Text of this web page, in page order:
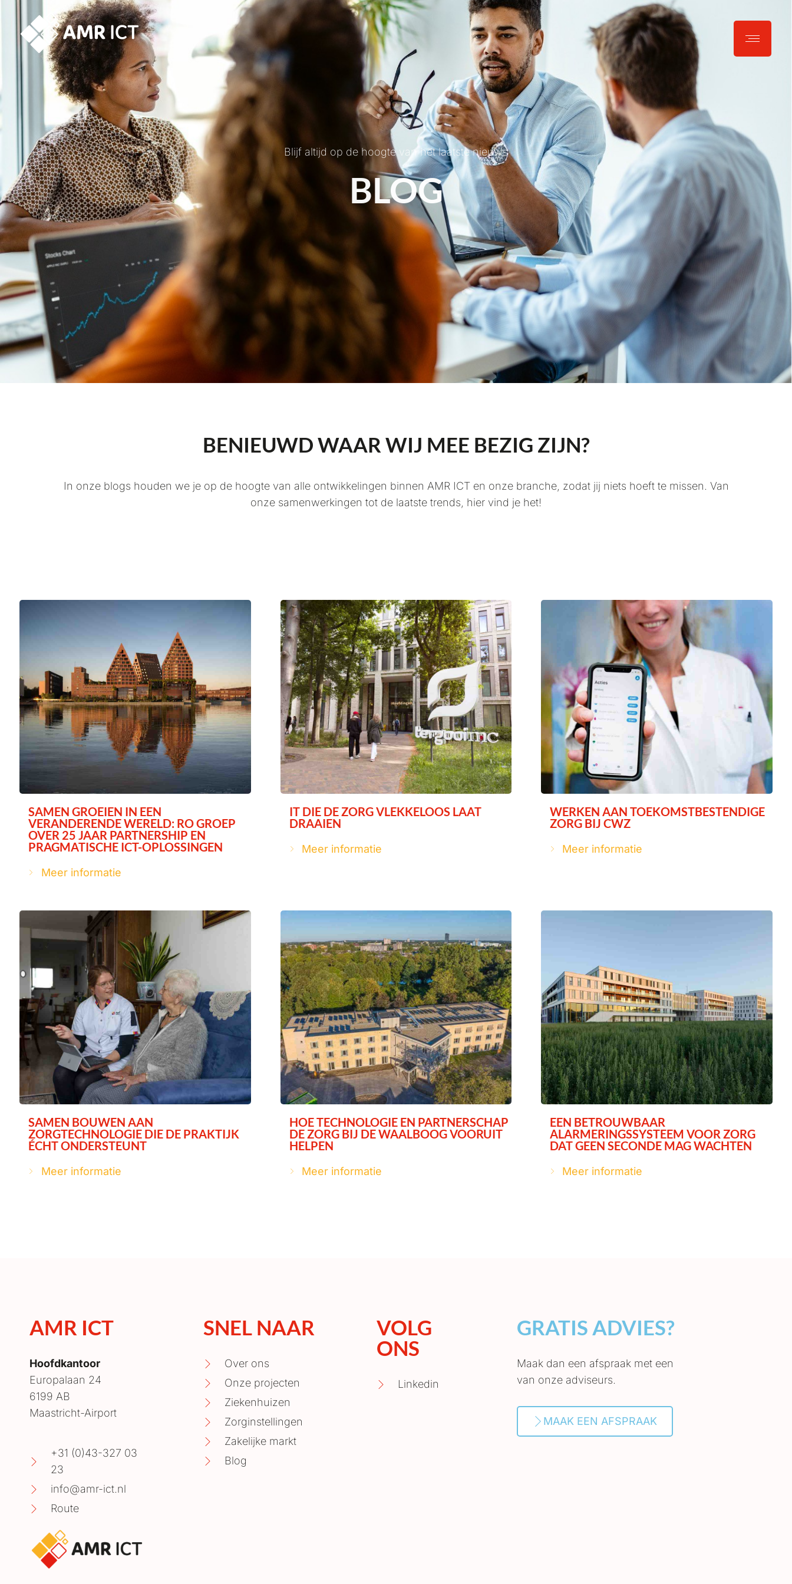
Blijf altijd op de hoogte van het laatste nieuws
BLOG
BENIEUWD WAAR WIJ MEE BEZIG ZIJN?
In onze blogs houden we je op de hoogte van alle ontwikkelingen binnen AMR ICT en onze branche, zodat jij niets hoeft te missen. Van
onze samenwerkingen tot de laatste trends, hier vind je het!
SAMEN GROEIEN IN EEN
VERANDERENDE WERELD: RO GROEP
OVER 25 JAAR PARTNERSHIP EN
PRAGMATISCHE ICT-OPLOSSINGEN
Meer informatie
IT DIE DE ZORG VLEKKELOOS LAAT
DRAAIEN
Meer informatie
WERKEN AAN TOEKOMSTBESTENDIGE
ZORG BIJ CWZ
Meer informatie
SAMEN BOUWEN AAN
ZORGTECHNOLOGIE DIE DE PRAKTIJK
ÉCHT ONDERSTEUNT
Meer informatie
HOE TECHNOLOGIE EN PARTNERSCHAP
DE ZORG BIJ DE WAALBOOG VOORUIT
HELPEN
Meer informatie
EEN BETROUWBAAR
ALARMERINGSSYSTEEM VOOR ZORG
DAT GEEN SECONDE MAG WACHTEN
Meer informatie
AMR ICT
Hoofdkantoor
Europalaan 24
6199 AB
Maastricht-Airport
+31 (0)43-327 03
23
info@amr-ict.nl
Route
SNEL NAAR
Over ons
Onze projecten
Ziekenhuizen
Zorginstellingen
Zakelijke markt
Blog
VOLG
ONS
Linkedin
GRATIS ADVIES?
Maak dan een afspraak met een
van onze adviseurs.
MAAK EEN AFSPRAAK